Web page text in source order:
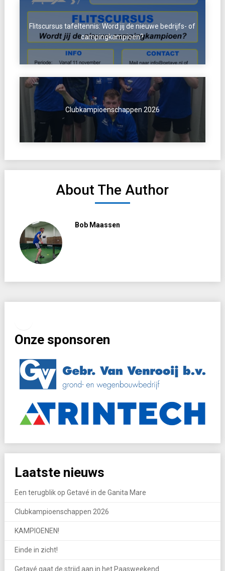
Flitscursus tafeltennis: Word jij de nieuwe bedrijfs- of
campingkampioen?
Clubkampioenschappen 2026
About The Author
Bob Maassen
Onze sponsoren
Laatste nieuws
Een terugblik op Getavé in de Ganita Mare
Clubkampioenschappen 2026
KAMPIOENEN!
Einde in zicht!
Getavé gaat de strijd aan in het Paasweekend